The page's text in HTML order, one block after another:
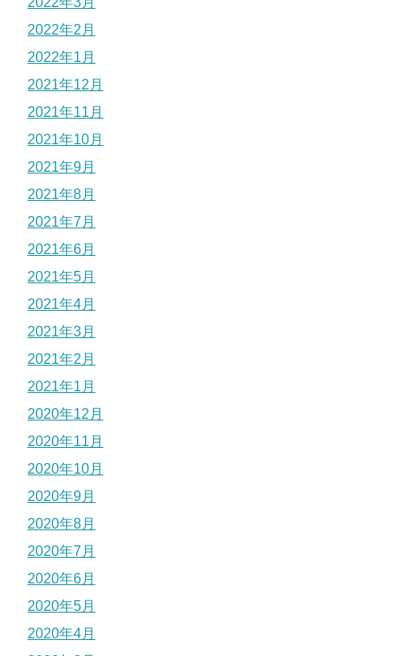
2022年2月
2022年1月
2021年12月
2021年11月
2021年10月
2021年9月
2021年8月
2021年7月
2021年6月
2021年5月
2021年4月
2021年3月
2021年2月
2021年1月
2020年12月
2020年11月
2020年10月
2020年9月
2020年8月
2020年7月
2020年6月
2020年5月
2020年4月